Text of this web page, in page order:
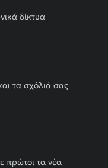
δίκτυα
τα σχόλιά σας
πρώτοι τα νέα